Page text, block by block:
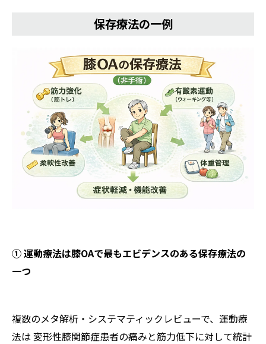
保存療法の一例
① 運動療法は膝OAで最もエビデンスのある保存療法の
一つ
複数のメタ解析・システマティックレビューで、運動療
法は 変形性膝関節症患者の痛みと筋力低下に対して統計